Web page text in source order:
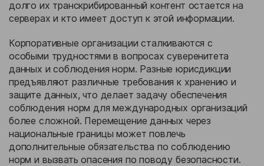
долго их транскрибированный контент остается на
серверах и кто имеет доступ к этой информации.
Корпоративные организации сталкиваются с
особыми трудностями в вопросах суверенитета
данных и соблюдения норм. Разные юрисдикции
предъявляют различные требования к хранению и
защите данных, что делает задачу обеспечения
соблюдения норм для международных организаций
более сложной. Перемещение данных через
национальные границы может повлечь
дополнительные обязательства по соблюдению
норм и вызвать опасения по поводу безопасности.